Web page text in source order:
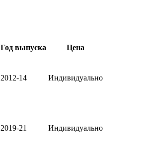
Год выпуска Цена
2012-14 Индивидуально
2019-21 Индивидуально